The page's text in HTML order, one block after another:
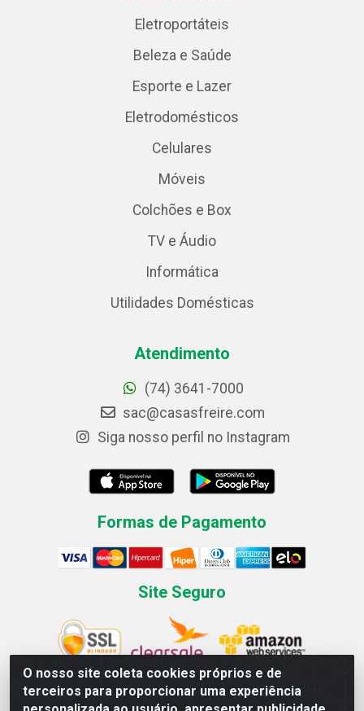
O nosso site coleta cookies próprios e de
terceiros para proporcionar uma experiência
Eletroportáteis
Beleza e Saúde
Esporte e Lazer
Eletrodomésticos
Celulares
Móveis
Colchões e Box
TV e Áudio
Informática
Utilidades Domésticas
Atendimento
(74) 3641-7000
sac@casasfreire.com
Siga nosso perfil no Instagram
Formas de Pagamento
Site Seguro